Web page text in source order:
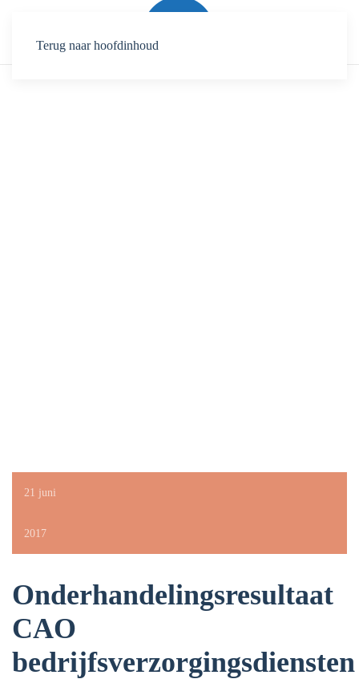
Terug naar hoofdinhoud
21 juni
2017
Onderhandelingsresultaat
CAO
bedrijfsverzorgingsdiensten